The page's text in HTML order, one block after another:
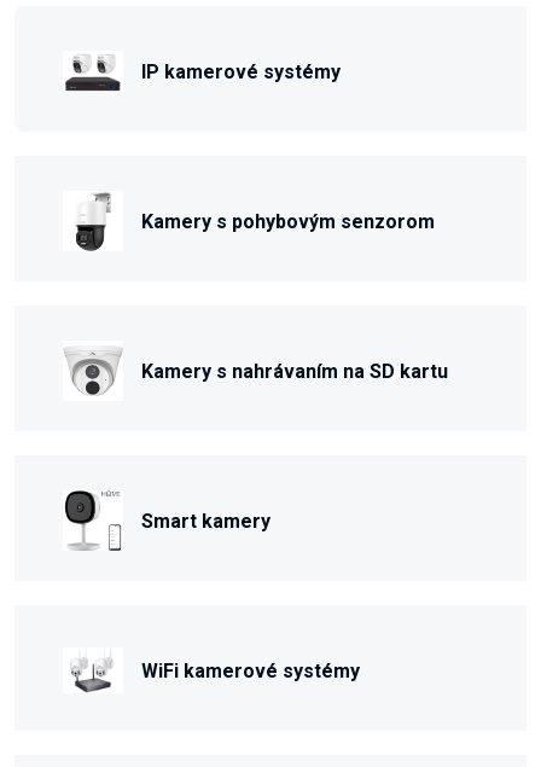
IP kamerové systémy
Kamery s pohybovým senzorom
Kamery s nahrávaním na SD kartu
Smart kamery
WiFi kamerové systémy